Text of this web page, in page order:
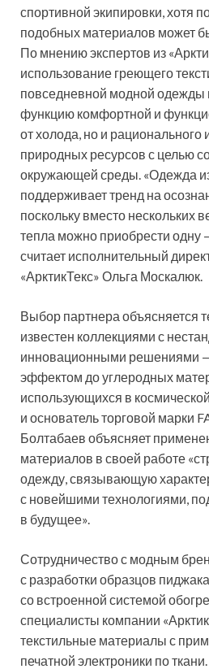
спортивной экипировки, хотя
подобных материалов может
По мнению экспертов из
использование греющего
повседневной модной одежды
функцию комфортной и
от холода, но и рационального
природных ресурсов с целью
окружающей среды. «Одежда
поддерживает тренд на
поскольку вместо нескольких
тепла можно приобрести одну
считает исполнительный
«АрктикТекс» Ольга Москалюк.
Выбор партнера объясняется
известен коллекциями с
инновационными решениями —
эффектом до углеродных
использующихся в
и основатель торговой марки
Болтабаев объясняет
материалов в своей работе
одежду, связывающую
с новейшими технологиями,
в будущее».
Сотрудничество с модным
с разработки образцов пиджака
со встроенной системой
специалисты компании
текстильные материалы с
печатной электроники по